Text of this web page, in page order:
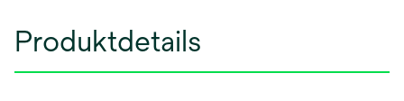
Produktdetails